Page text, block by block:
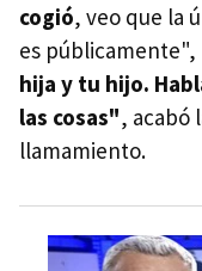
cogió, veo que la
es públicamente",
hija y tu hijo.
las cosas", acabó
llamamiento.